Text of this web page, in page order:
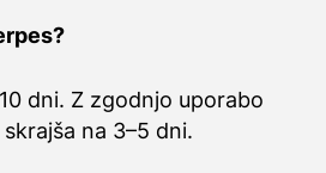
dni. Z zgodnjo uporabo
na 3–5 dni.